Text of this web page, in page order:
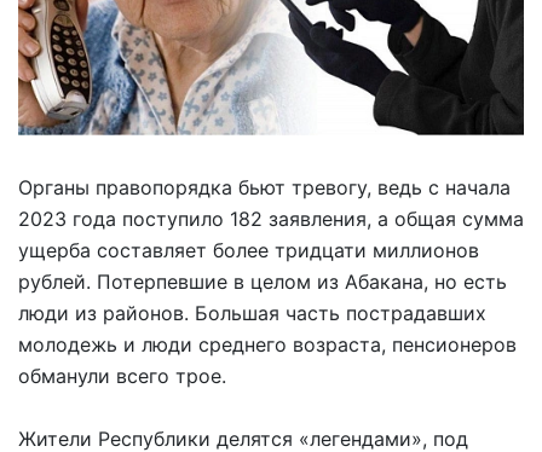
Органы правопорядка бьют тревогу, ведь с начала
2023 года поступило 182 заявления, а общая сумма
ущерба составляет более тридцати миллионов
рублей. Потерпевшие в целом из Абакана, но есть
люди из районов. Большая часть пострадавших
молодежь и люди среднего возраста, пенсионеров
обманули всего трое.
Жители Республики делятся «легендами», под